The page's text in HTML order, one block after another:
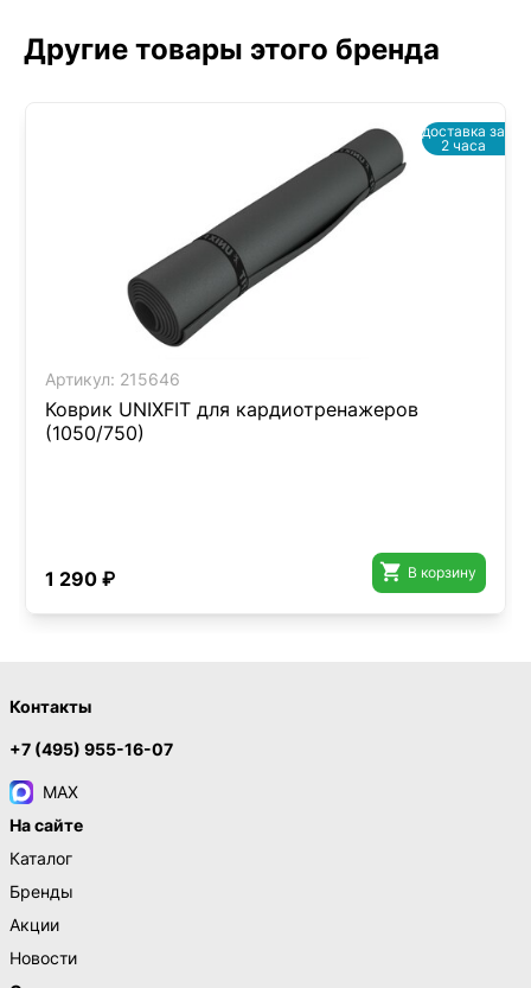
Другие товары этого бренда
Артикул: 215646
Коврик UNIXFIT для кардиотренажеров
(1050/750)
1 290 ₽  В корзину
доставка за
2 часа
Контакты
+7 (495) 955-16-07
MAX
На сайте
Каталог
Бренды
Акции
Новости